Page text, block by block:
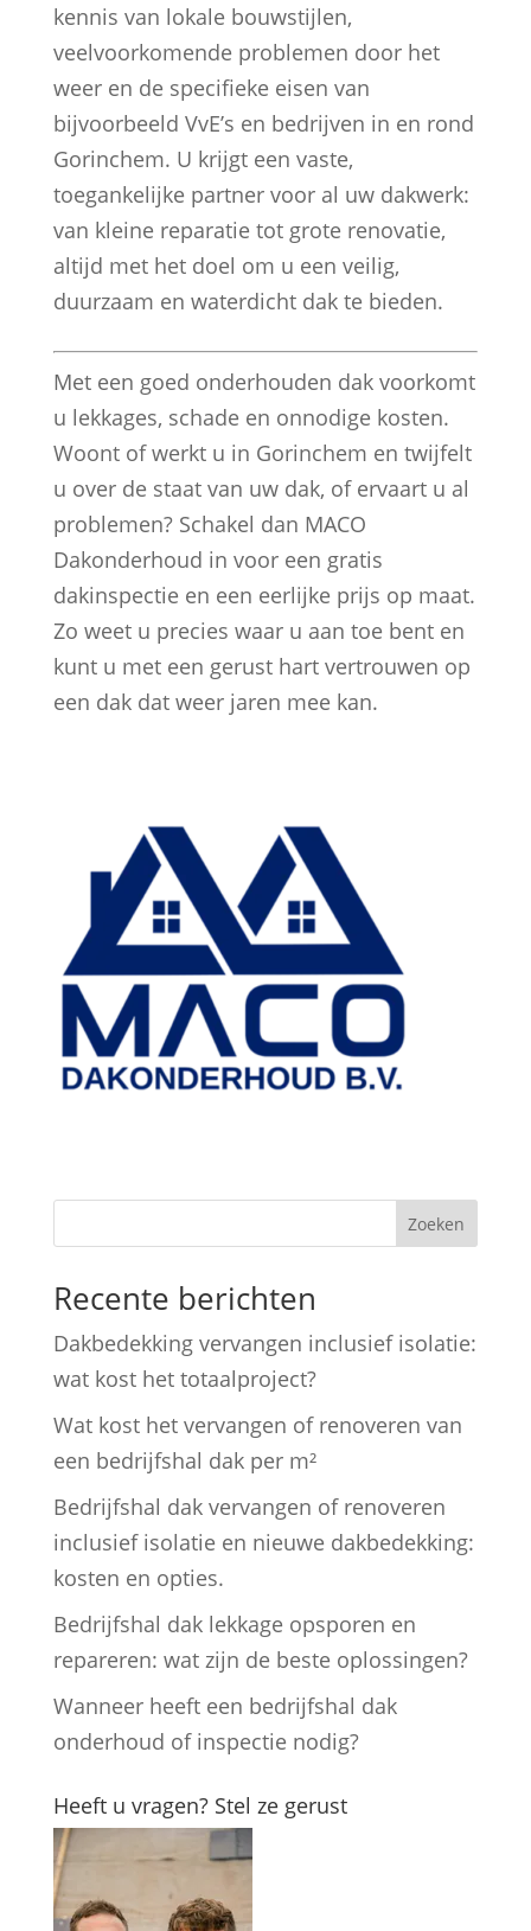
kennis van lokale bouwstijlen,
veelvoorkomende problemen door het
weer en de specifieke eisen van
bijvoorbeeld VvE’s en bedrijven in en rond
Gorinchem. U krijgt een vaste,
toegankelijke partner voor al uw dakwerk:
van kleine reparatie tot grote renovatie,
altijd met het doel om u een veilig,
duurzaam en waterdicht dak te bieden.
Met een goed onderhouden dak voorkomt
u lekkages, schade en onnodige kosten.
Woont of werkt u in Gorinchem en twijfelt
u over de staat van uw dak, of ervaart u al
problemen? Schakel dan MACO
Dakonderhoud in voor een gratis
dakinspectie en een eerlijke prijs op maat.
Zo weet u precies waar u aan toe bent en
kunt u met een gerust hart vertrouwen op
een dak dat weer jaren mee kan.
Zoeken
Recente berichten
Dakbedekking vervangen inclusief isolatie:
wat kost het totaalproject?
Wat kost het vervangen of renoveren van
een bedrijfshal dak per m²
Bedrijfshal dak vervangen of renoveren
inclusief isolatie en nieuwe dakbedekking:
kosten en opties.
Bedrijfshal dak lekkage opsporen en
repareren: wat zijn de beste oplossingen?
Wanneer heeft een bedrijfshal dak
onderhoud of inspectie nodig?
Heeft u vragen? Stel ze gerust